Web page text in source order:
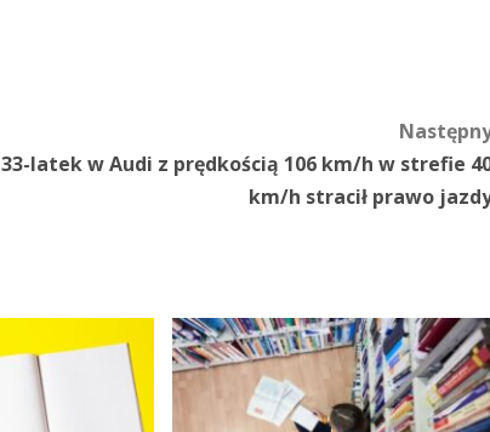
33-latek w Audi z prędkością 106 km/h w strefie
km/h stracił prawo